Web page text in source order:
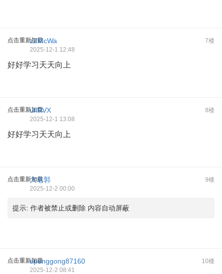
点击重新加载 7楼
zZMcWa
2025-12-1 12:48
好好学习天天向上
点击重新加载 8楼
ufiRVX
2025-12-1 13:08
好好学习天天向上
点击重新加载 9楼
大老郭
2025-12-2 00:00
提示: 作者被禁止或删除 内容自动屏蔽
点击重新加载 10楼
epanggong87160
2025-12-2 08:41